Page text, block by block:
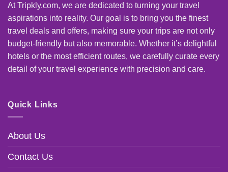
At Tripkly.com, we are dedicated to turning your travel
aspirations into reality. Our goal is to bring you the finest
travel deals and offers, making sure your trips are not only
budget-friendly but also memorable. Whether it’s delightful
hotels or the most efficient routes, we carefully curate every
detail of your travel experience with precision and care.
Quick Links
About Us
Contact Us